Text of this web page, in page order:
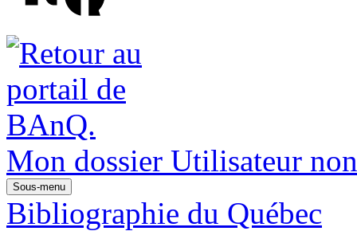
Mon dossier Utilisateur
Sous-menu
Bibliographie du Québec